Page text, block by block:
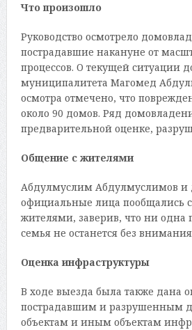
Что произошло
Руководство осмотрело
пострадавшие накануне от
процессов. О текущей ситуации
муниципалитета Магомед
осмотра отмечено, что
около 90 домов. Ряд
предварительной оценке,
Общение с жителями
Абдулмуслим Абдулмуслимов и
официальные лица пообщались
жителями, заверив, что ни одна
семья не останется без
Оценка инфраструктуры
В ходе выезда была также дана
пострадавшим и разрушенным
объектам и иным объектам